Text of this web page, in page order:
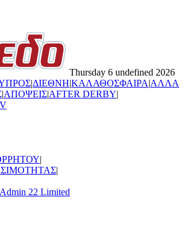
Thursday 6 undefined 2026
|ΔΙΕΘΝΗ|ΚΑΛΑΘΟΣΦΑΙΡΑ|ΑΛΛΑ
|ΑΠΟΨΕΙΣ|AFTER DERBY|
|
|
22 Limited